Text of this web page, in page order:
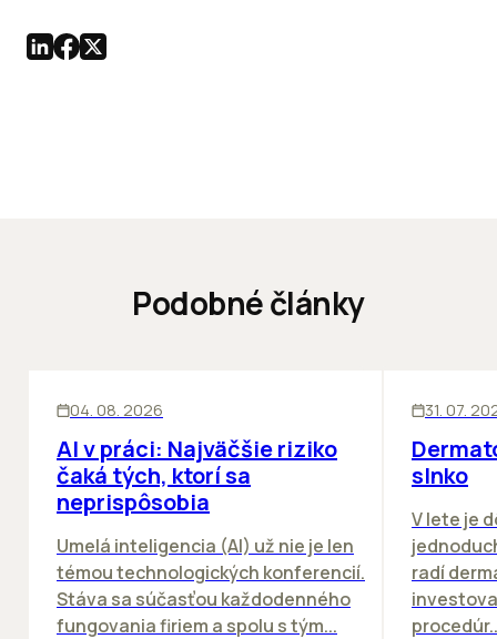
Podobné články
04. 08. 2026
AI v práci: Najväčšie riziko
čaká tých, ktorí sa
neprispôsobia
Umelá inteligencia (AI) už nie je len
témou technologických konferencií.
Stáva sa súčasťou každodenného
fungovania firiem a spolu s tým...
31. 07.
slnko
V lete je
radí